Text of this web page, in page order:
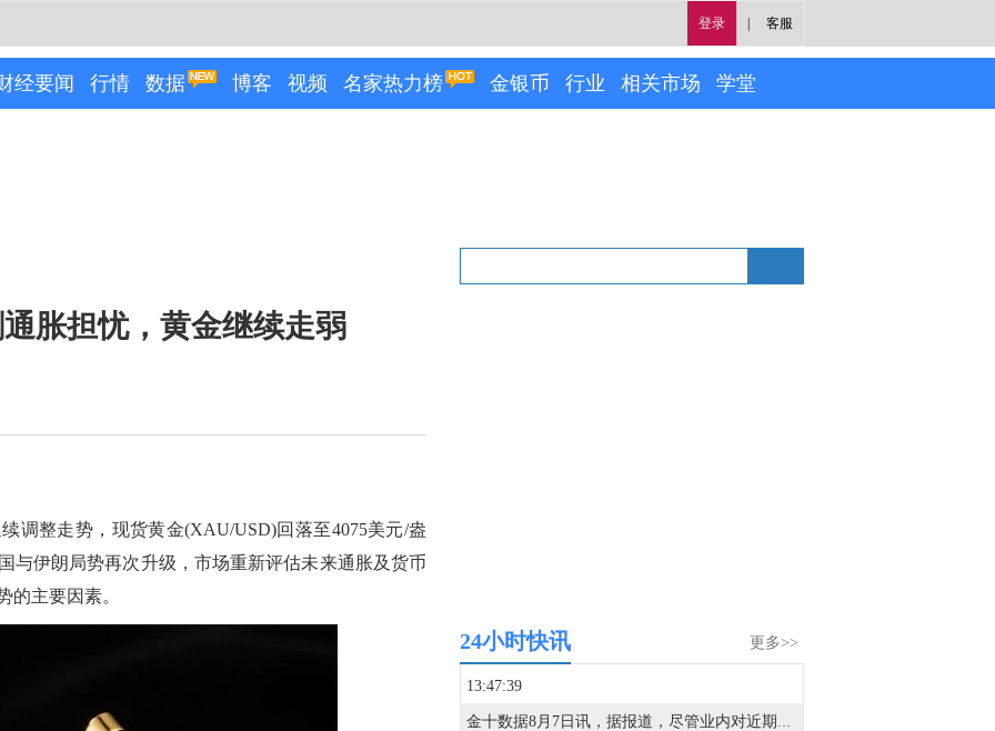
登录 客服
经要闻 行情 数据 博客 视频 名家热力榜 金银币 行业 相关市场 学堂
胀担忧，黄金继续走弱
整走势，现货黄金(XAU/USD)回落至4075美元/盎
与伊朗局势再次升级，市场重新评估未来通胀及货币
的主要因素。
更多>>
24小时快讯
13:47:39
金十数据8月7日讯，据报道，尽管业内对近期杠杆类产品波动存在担忧，韩国交易所仍将于9月14日正式开启交易所交易基金（ETF）盘后交易。韩国交易所意在与另类交易系统Nextrade以及全天候加密货币交易所展开竞争。资管机构警示，缺少实时基金净值估算，可能会扩大ETF的价格偏离幅度；行业此前已呼吁韩国交易所推迟该业务上线。个股杠杆型ETF将不纳入盘后交易的交易标的范围。